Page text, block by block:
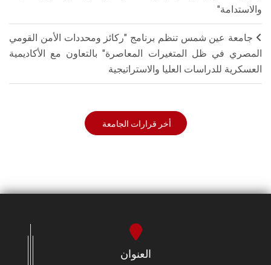
والاستدامة"
جامعة عين شمس تنظم برنامج "ركائز ومحددات الأمن القومي
المصري في ظل المتغيرات المعاصرة" بالتعاون مع الأكاديمية
العسكرية للدراسات العليا والاستراتيجية
أخر قرارات الجامعة
العنوان